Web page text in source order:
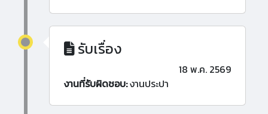
รับเรื่อง
18 พ.ค. 2569
งานที่รับผิดชอบ:งานประปา